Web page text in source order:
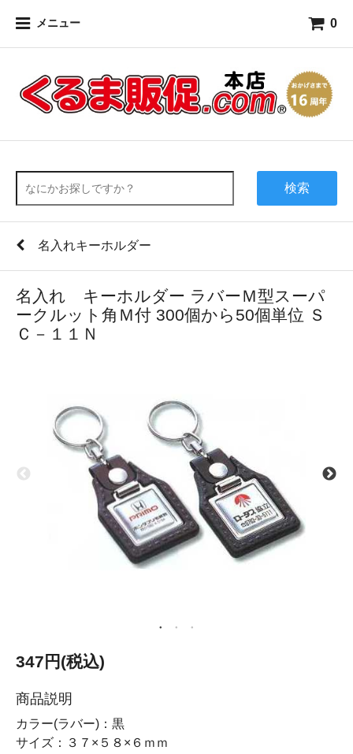
メニュー 0
検索
名入れキーホルダー
名入れ キーホルダー ラバーＭ型スーパ
ークルット角Ｍ付 300個から50個単位 Ｓ
Ｃ－１１Ｎ
347円(税込)
商品説明
カラー(ラバー)：黒
サイズ：３７×５８×６ｍｍ